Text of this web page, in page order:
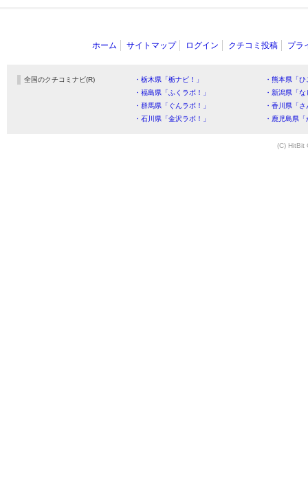
ホーム サイトマップ ログイン クチコミ投稿 プラ
全国のクチコミナビ(R) ・栃木県「栃ナビ！」
・熊本県「
・福島県「ふくラボ！」
・新潟県「
・群馬県「ぐんラボ！」
・香川県「
・石川県「金沢ラボ！」
・鹿児島県
(C) HitBit